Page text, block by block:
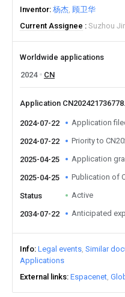
Inventor 杨杰 顾卫华
Current Assignee
Suzhou
Worldwide applications
2024
CN
Application
2024-07-22 Application
2024-07-22 Priority to
2025-04-25 Application
2025-04-25 Publication of
Status Active
2034-07-22 Anticipated
Info Legal events Similar
Applications
External links Espacenet